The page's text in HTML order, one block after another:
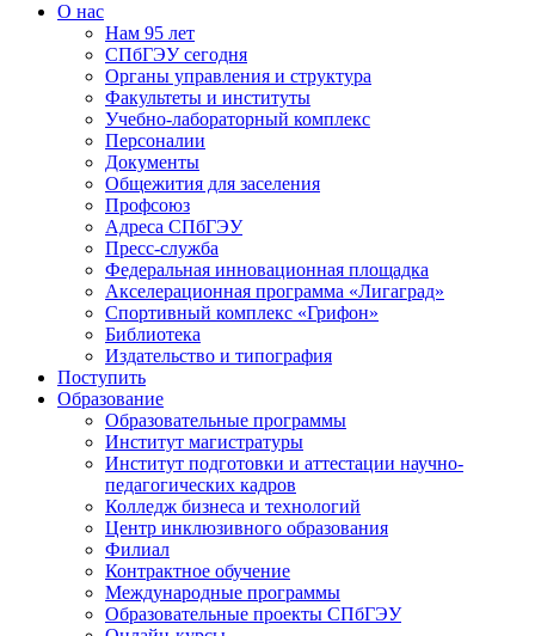
О нас
Нам 95 лет
СПбГЭУ сегодня
Органы управления и структура
Факультеты и институты
Учебно-лабораторный комплекс
Персоналии
Документы
Общежития для заселения
Профсоюз
Адреса СПбГЭУ
Пресс-служба
Федеральная инновационная площадка
Акселерационная программа «Лигаград»­­
Спортивный комплекс «Грифон»
Библиотека
Издательство и типография
Поступить
Образование
Образовательные программы
Институт магистратуры
Институт подготовки и аттестации научно-
педагогических кадров
Колледж бизнеса и технологий
Центр инклюзивного образования
Филиал
Контрактное обучение
Международные программы
Образовательные проекты СПбГЭУ